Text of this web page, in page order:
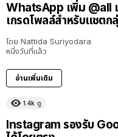
WhatsApp เพิ่ม @all
เกรดโพลล์สำหรับแชตก
โดย Nattida Suriyodara
หนึ่งวันที่แล้ว
อ่านเพิ่มเติม
1.4k ดู
Instagram รองรับ